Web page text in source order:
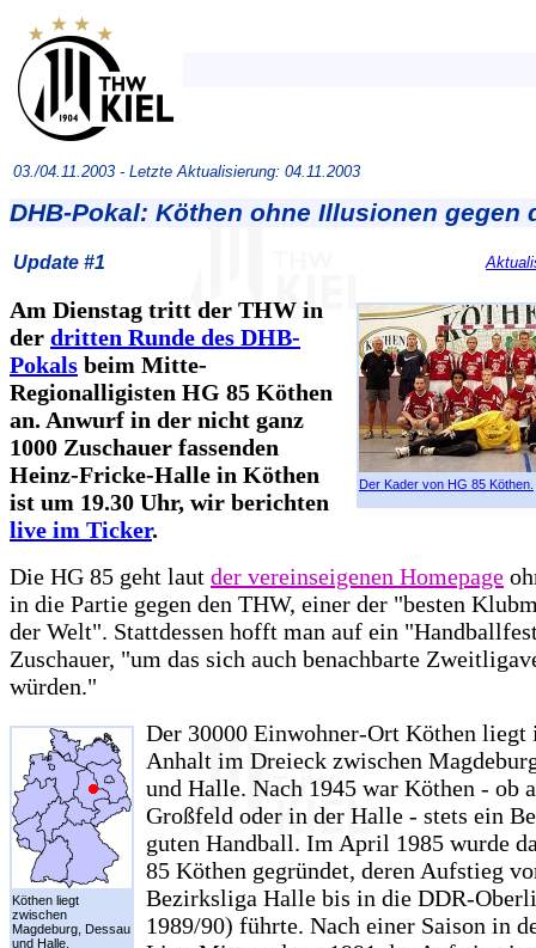
03./04.11.2003 - Letzte Aktualisierung: 04.11.2003
DHB-Pokal: Köthen ohne Illusionen gegen
Update #1
Der Kader von HG 85 Köthen.
Am Dienstag tritt der THW in
der dritten Runde des DHB-
Pokals beim Mitte-
Regionalligisten HG 85 Köthen
an. Anwurf in der nicht ganz
1000 Zuschauer fassenden
Heinz-Fricke-Halle in Köthen
ist um 19.30 Uhr, wir berichten
live im Ticker.
Die HG 85 geht laut der vereinseigenen Homepage
in die Partie gegen den THW, einer der "besten
der Welt". Stattdessen hofft man auf ein
Zuschauer, "um das sich auch benachbarte
würden."
Köthen liegt
zwischen
Magdeburg, Dessau
und Halle.
Der 30000 Einwohner-Ort Köthen liegt
Anhalt im Dreieck zwischen
und Halle. Nach 1945 war Köthen - ob
Großfeld oder in der Halle - stets ein
guten Handball. Im April 1985 wurde
85 Köthen gegründet, deren Aufstieg
Bezirksliga Halle bis in die DDR-
1989/90) führte. Nach einer Saison in